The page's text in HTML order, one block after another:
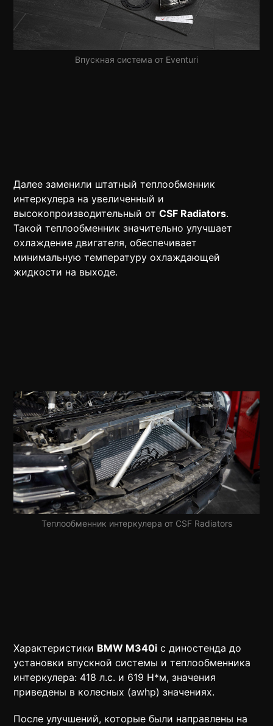
Впускная система от Eventuri
Далее заменили штатный теплообменник
интеркулера на увеличенный и
высокопроизводительный отCSF Radiators.
Такой теплообменник значительно улучшает
охлаждение двигателя, обеспечивает
минимальную температуру охлаждающей
жидкости на выходе.
Теплообменник интеркулера от CSF Radiators
Характеристики BMW M340i с диностенда до
установки впускной системы и теплообменника
интеркулера: 418 л.с. и 619 Н*м, значения
приведены в колесных (awhp) значениях.
После улучшений, которые были направлены на